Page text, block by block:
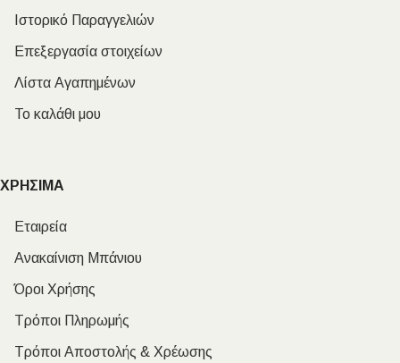
Ιστορικό Παραγγελιών
Επεξεργασία στοιχείων
Λίστα Αγαπημένων
Το καλάθι μου
ΧΡΗΣΙΜΑ
Εταιρεία
Ανακαίνιση Μπάνιου
Όροι Χρήσης
Τρόποι Πληρωμής
Τρόποι Αποστολής & Χρέωσης